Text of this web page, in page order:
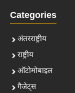
Categories
अंतरराष्ट्रीय
राष्ट्रीय
ऑटोमोबाइल
गैजेट्स